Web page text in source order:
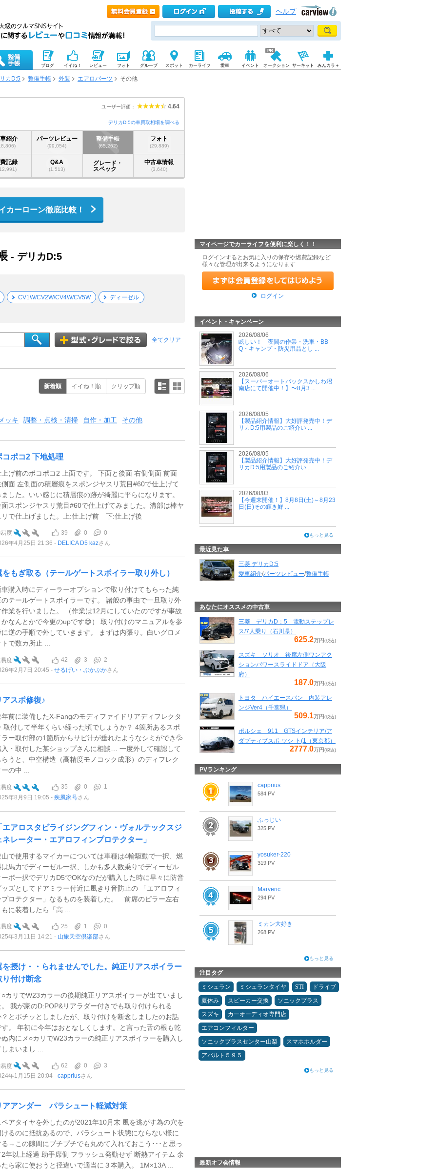
ヘルプ
ブログ イイね！ レビュー フォト グループ スポット カーライフ 愛車 イベント オークション サーキット みんカラ＋
カD:5 整備手帳 外装 エアロパーツ その他
ユーザー評価： 4.64
デリカD:5の車買取相場を調べる
紹介 パーツレビュー
(99,054)
整備手帳
(65,262)
フォト
(29,889)
記録 Q&A
(1,513)
グレード・
スペック
中古車情報
(3,640)
カーローン徹底比較！
- デリカD:5
CV1W/CV2W/CV4W/CV5W ディーゼル
全てクリア
新着順 イイね！順 クリップ順
ッキ 調整・点検・清掃 自作・加工 その他
コポコ2 下地処理
上げ前のポコポコ2 上面です。 下面と後面 右側側面 前面
側面 左側面の積層痕をスポンジヤスリ荒目#60で仕上げて
ました。いい感じに積層痕の跡が綺麗に平らになります。
面スポンジヤスリ荒目#60で仕上げてみました。溝部は棒ヤ
リで仕上げました。上:仕上げ前 下:仕上げ後
度 39 0
0
年4月25日 21:36
DELICA D5 kazさん
をもぎ取る（テールゲートスポイラー取り外し）
車購入時にディーラーオプションで取り付けてもらった純
のテールゲートスポイラーです。 諸般の事由で一旦取り外
作業を行いました。 （作業は12月にしていたのですが事故
かなんとかで今更のupです😅） 取り付けのマニュアルを参
に逆の手順で外していきます。 まずは内張り。白いグロメ
で数カ所止 ...
度 42 3
2
年2月7日 20:45
せるげい・ぶかぶかさん
アスポ修復♪
年前に装備したX-Fangのモディファイドリアディフレクタ
取付して半年くらい経った頃でしょうか？ 4箇所あるスポ
ラー取付部の1箇所からサビ汁が垂れたようなシミができ💦
入・取付した某ショップさんに相談… 一度外して確認して
らうと、中空構造（高精度モノコック成形）のディフレク
ーの中 ...
度 35 0
1
年8月9日 19:05
疾風家号さん
エアロスタビライジングフィン・ヴォルテックスジ
ネレーター・エアロフィンプロテクター」
山で使用するマイカーについては車種は4輪駆動で一択、燃
は馬力でディーゼル一択、しかも多人数乗りでディーゼル
ーボ一択でデリカD5でOKなのだが購入した時に早々に防音
ッズとしてドアミラー付近に風きり音防止の 「エアロフィ
プロテクター」なるものを装着した。 前席のピラー左右
に装着したら「高 ...
度 25 1
0
年3月11日 14:21
山旅天空倶楽部さん
を授け・・られませんでした。純正リアスポイラー
り付け断念
○カリでW23カラーの後期純正リアスポイラーが出ていまし
。 我が家のD:POP&リアラダー付きでも取り付けられる
？とポチッとしましたが、取り付けを断念しましたのお話
す。 年初に今年はおとなしくします。と言った舌の根も乾
ぬ内にメ○カリでW23カラーの純正リアスポイラーを購入し
まいまし ...
度 62 0
3
年1月15日 20:04
cappriusさん
アアンダー パラシュート軽減対策
ペアタイヤを外したのが2021年10月末 風を逃がす為の穴を
けるのに抵抗あるので、パラシュート状態にならない様に
る→この隙間にプチプチでも丸めて入れておこう･･･と思っ
2年以上経過 助手席側 フラッシュ発動せず 断熱アイテム 余
たら家に使おうと径違いで適当に３本購入。 1M×13A ...
マイページでカーライフを便利に楽しく！！
ログインするとお気に入りの保存や燃費記録など
様々な管理が出来るようになります
ログイン
イベント・キャンペーン
2026/08/06
眩しい！ 夜間の作業・洗車・BB
Q・キャンプ・防災用品とし ...
2026/08/06
【スーパーオートバックスかしわ沼
南店にて開催中！】〜8月3 ...
2026/08/05
【製品紹介情報】大好評発売中！デ
リカD:5用製品のご紹介い ...
2026/08/05
【製品紹介情報】大好評発売中！デ
リカD:5用製品のご紹介い ...
2026/08/03
【今週末開催！】8月8日(土)～8月23
日(日)その輝き鮮 ...
もっと見る
最近見た車
三菱 デリカD:5
愛車紹介/パーツレビュー/整備手帳
あなたにオススメの中古車
三菱 デリカD：5 電動ステップレ
ス/7人乗り（石川県）
625.2万円 (税込)
スズキ ソリオ 後席左側ワンアク
ションパワースライドドア（大阪
府）
187.0万円 (税込)
トヨタ ハイエースバン 内装アレ
ンジVer4（千葉県）
509.1万円 (税込)
ポルシェ 911 GTSインテリア/ア
ダプティブスポ-ツシ-ト(1（東京都）
2777.0万円 (税込)
PVランキング
capprius
584 PV
ふっじい
325 PV
yosuker-220
319 PV
Marveric
294 PV
ミカン大好き
268 PV
もっと見る
注目タグ
ミシュラン ミシュランタイヤ STI
ドライブ
夏休み
スピーカー交換
ソニックプラス
スズキ
カーオーディオ専門店
エアコンフィルター
ソニックプラスセンター山梨
スマホホルダー
アバルト５９５
もっと見る
最新オフ会情報